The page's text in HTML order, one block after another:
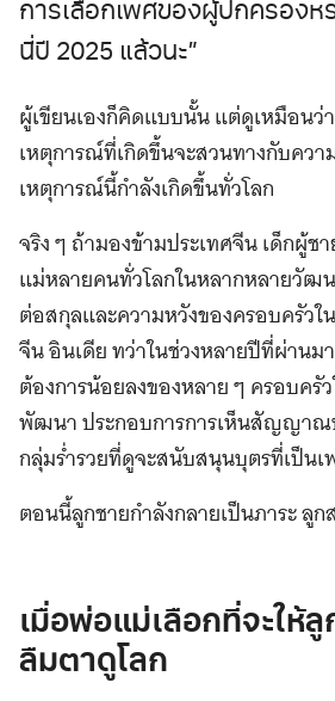
การเลือกเพศของผู้ปกครองห
นี่ปี 2025 แล้วนะ”
ผู้เขียนเองก็คิดแบบนั้น แต่ดูเหมือนว่
เหตุการณ์ที่เกิดขึ้นจะสวนทางกับคว
เหตุการณ์นี้กำลังเกิดขึ้นทั่วโลก
จริง ๆ ถ้ามองข้ามประเทศจีน เด็กผู้ช
แม่หลายคนทั่วโลกในหลากหลายวัฒ
ต่อสกุลและความหวังของครอบครัวใ
จีน อินเดีย ทว่าในช่วงหลายปีที่ผ่านม
ต้องการน้อยลงของหลาย ๆ ครอบครั
พัฒนา ประกอบการการเห็นสัญญาณ
กลุ่มร่ำรวยที่ดูจะสนับสนุนบุตรที่เป็น
ตอนนี้ลูกชายกำลังกลายเป็นภาระ ลู
เมื่อพ่อแม่เลือกที่จะให้ลู
ลืมตาดูโลก